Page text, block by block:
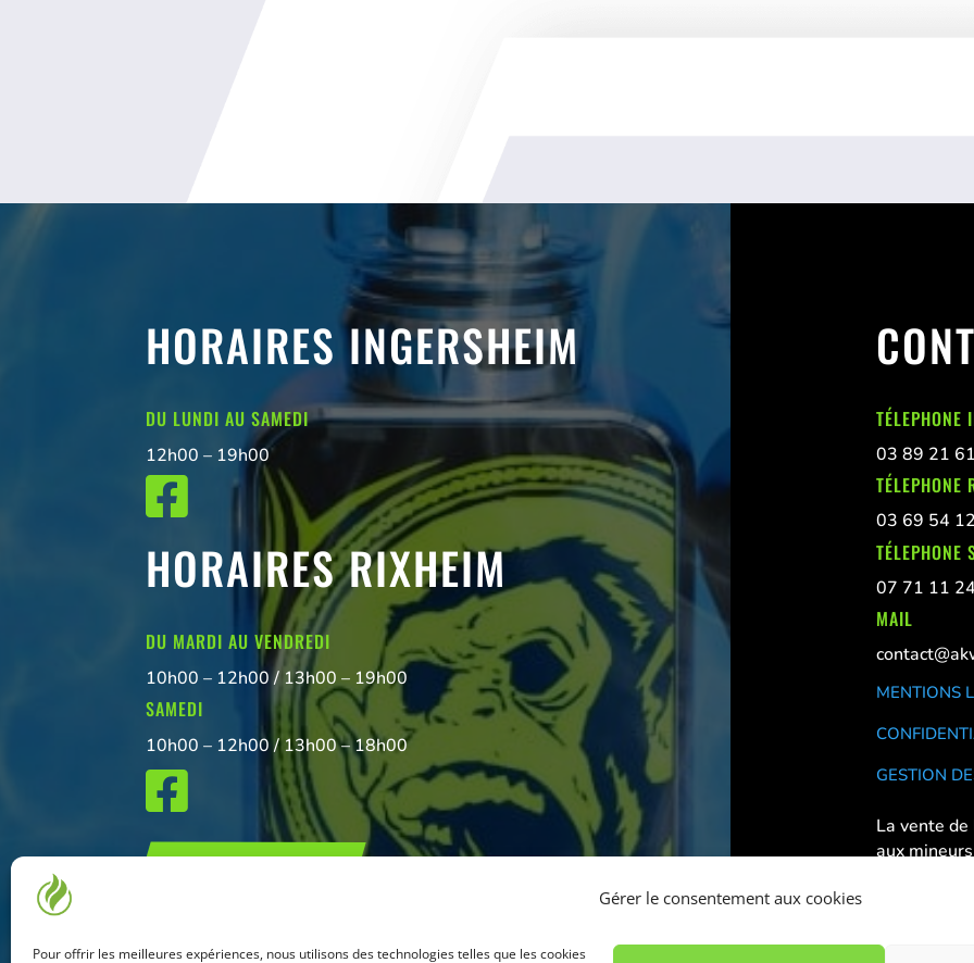
Gérer le consentement aux cookies
Pour offrir les meilleures expériences, nous utilisons des technologies telles que les cookies
HORAIRES INGERSHEIM
DU LUNDI AU SAMEDI
12h00 – 19h00

HORAIRES RIXHEIM
DU MARDI AU VENDREDI
10h00 – 12h00 / 13h00 – 19h00
SAMEDI
10h00 – 12h00 / 13h00 – 18h00

TÉLEPHONE
03 89 21
TÉLEPHONE
03 69 54
TÉLEPHONE
07 71 11
MAIL
MENTIONS
GESTION
La vente
aux mineurs